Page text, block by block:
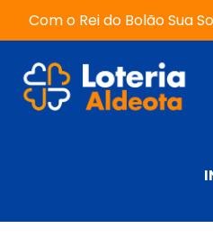
Com o Rei do Bolão Sua